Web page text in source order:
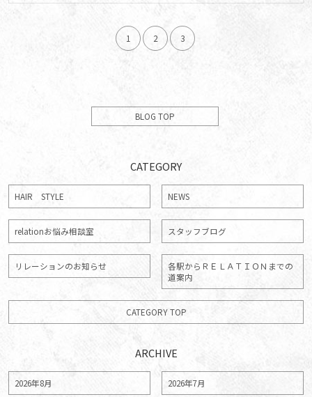
1 2 3
BLOG TOP
CATEGORY
HAIR STYLE NEWS
relationお悩み相談室 スタッフブログ
リレーションのお知らせ
各駅からＲＥＬＡＴＩＯＮまでの
道案内
CATEGORY TOP
ARCHIVE
2026年8月 2026年7月